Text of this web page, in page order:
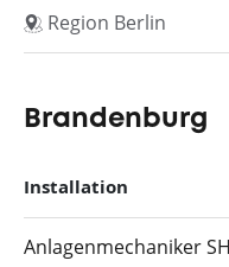
Region Berlin
Brandenburg
Installation
Anlagenmechaniker